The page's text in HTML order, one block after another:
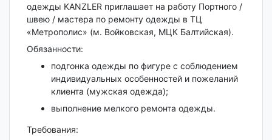
одежды KANZLER приглашает на работу Портного /
швею / мастера по ремонту одежды в ТЦ
«Метрополис» (м. Войковская, МЦК Балтийская).
Обязанности:
подгонка одежды по фигуре с соблюдением
индивидуальных особенностей и пожеланий
клиента (мужская одежда);
выполнение мелкого ремонта одежды.
Требования: